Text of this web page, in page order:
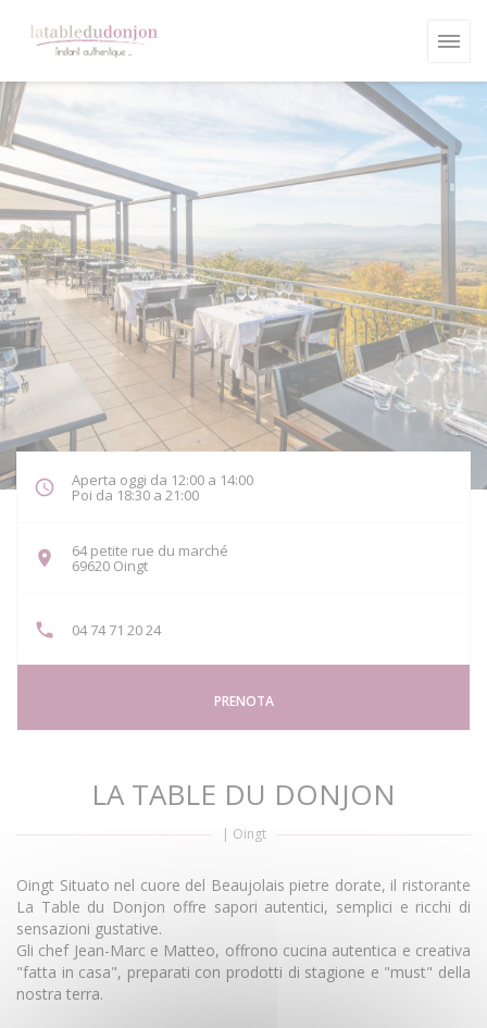
Aperta oggi da 12:00 a 14:00
Poi da 18:30 a 21:00
64 petite rue du marché
69620 Oingt((apre una nuova finestra))
04 74 71 20 24
PRENOTA
LA TABLE DU DONJON
| Oingt
Oingt Situato nel cuore del Beaujolais pietre dorate, il ristorante
La Table du Donjon offre sapori autentici, semplici e ricchi di
sensazioni gustative.
Gli chef Jean-Marc e Matteo, offrono cucina autentica e creativa
"fatta in casa", preparati con prodotti di stagione e "must" della
nostra terra.